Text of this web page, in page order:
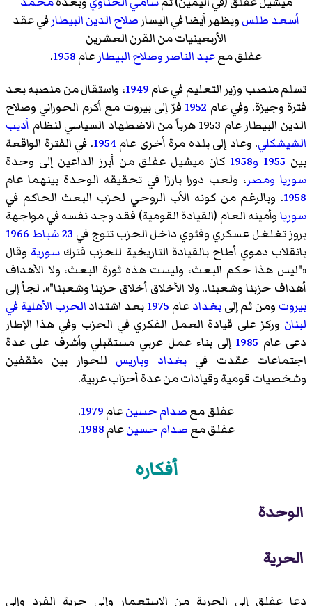
أسعد طلسويظهر أيضا في اليسار صلاح الدين البيطارفي عقد
الأربعينيات من القرن العشرين
عفلق مععبد الناصر وصلاح البيطارعام1958
.
تسلم منصب وزير التعليم في عام1949، واستقال من منصبه بعد
فترة وجيزة. وفي عام 1952 فرّ إلى بيروت مع أكرم الحوراني وصلاح
الدين البيطار عام 1953 هرباً من الاضطهاد السياسي لنظام
أديب
الشيشكلي. وعاد إلى بلده مرة أخرى عام1954. في الفترة الواقعة
بين 1955 و1958
كان ميشيل عفلق من أبرز الداعين إلى وحدة
سوريا ومصر، ولعب دورا بارزا في تحقيقه الوحدة بينهما عام
1958. وبالرغم من كونه الأب الروحي لحزب البعث الحاكم في
سورياوأمينه العام (القيادة القومية) فقد وجد نفسه في مواجهة
بروز تغلغل عسكري وفئوي داخل الحزب تتوج في 23 شباط
1966
بانقلاب دموي أطاح بالقيادة التاريخية للحزب فترك سورية وقال
«"ليس هذا حكم البعث، وليست هذه ثورة البعث، ولا الأهداف
أهداف حزبنا وشعبنا.. ولا الأخلاق أخلاق حزبنا وشعبنا"». لجأ إلى
بيروت ومن ثم إلىبغدادعام 1975بعد اشتدادالحرب الأهلية في
لبنان وركز على قيادة العمل الفكري في الحزب وفي هذا الإطار
دعى عام 1985 إلى بناء عمل عربي مستقبلي وأشرف على عدة
اجتماعات عقدت في بغداد وباريس للحوار بين مثقفين
وشخصيات قومية وقيادات من عدة أحزاب عربية.
عفلق معصدام حسينعام1979
.
عفلق معصدام حسينعام1988
.
أفكاره
الوحدة
الحرية
دعا عفلق إلى الحرية من الاستعمار وإلى حرية الفرد وإلى